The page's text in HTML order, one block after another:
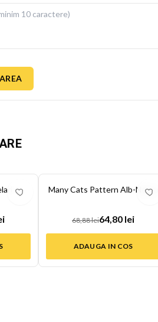
6%
Many Cats Pattern Alb-Negru
68,88 lei64,80 lei
ADAUGA IN COS